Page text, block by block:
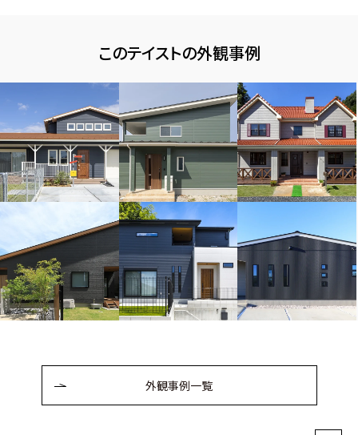
このテイストの外観事例
外観事例一覧